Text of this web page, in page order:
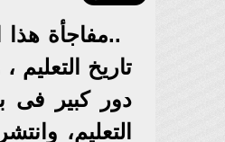
..مفاجأة
تاريخ
دور كبير فى
التعليم،